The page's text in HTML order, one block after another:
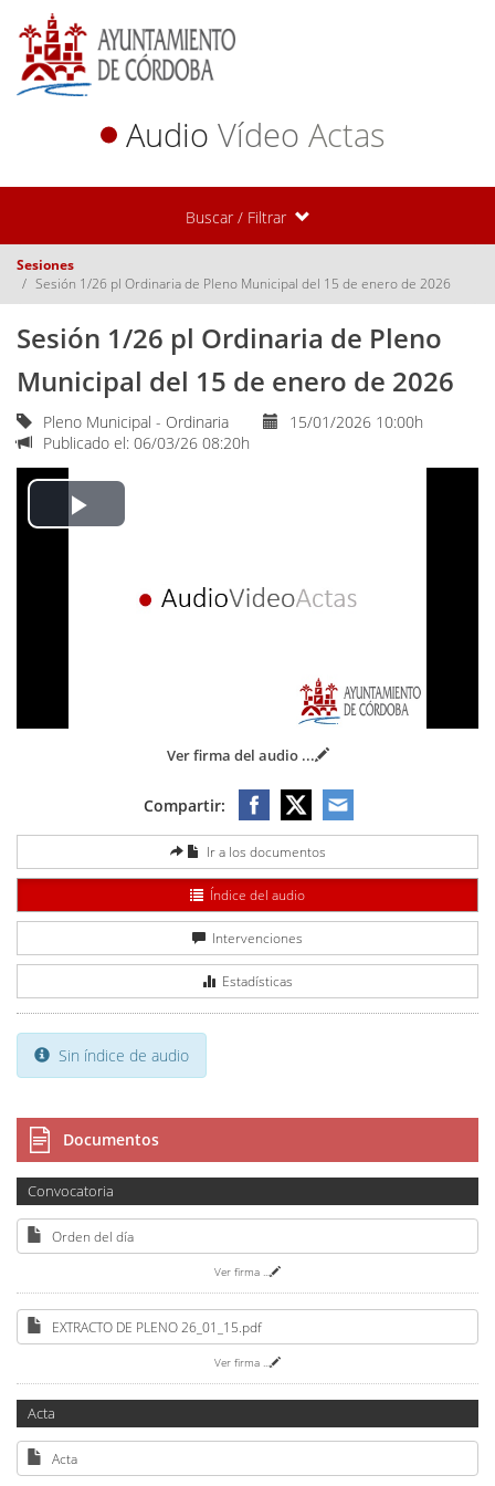
Audio Vídeo Actas
Buscar / Filtrar
Sesiones
Sesión 1/26 pl Ordinaria de Pleno Municipal del 15 de enero de 2026
Sesión 1/26 pl Ordinaria de Pleno
Municipal del 15 de enero de 2026
Pleno Municipal - Ordinaria
15/01/2026 10:00h
Publicado el: 06/03/26 08:20h
Play
Ver firma del audio ...
Compartir:
Ir a los documentos
Índice del audio
Intervenciones
Estadísticas
Sin índice de audio
Documentos
Convocatoria
Orden del día
Ver firma ...
EXTRACTO DE PLENO 26_01_15.pdf
Ver firma ...
Acta
Acta